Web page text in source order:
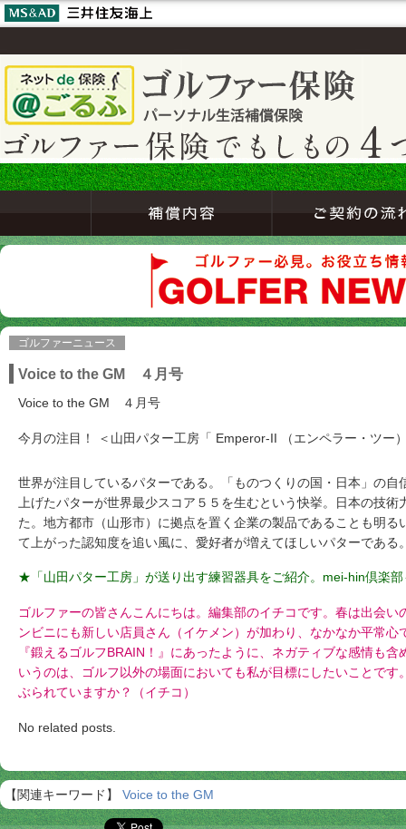
ゴルファーニュース
Voice to the GM ４月号
Voice to the GM ４月号
今月の注目！ ＜山田パター工房「 Emperor-II （エンペラー・ツー
世界が注目しているパターである。「ものつくりの国・日本」の自
上げたパターが世界最少スコア５５を生むという快挙。日本の技
た。地方都市（山形市）に拠点を置く企業の製品であることも明
て上がった認知度を追い風に、愛好者が増えてほしいパターである
★「山田パター工房」が送り出す練習器具をご紹介。mei-hin倶楽
ゴルファーの皆さんこんにちは。編集部のイチコです。春は出会
ンビニにも新しい店員さん（イケメン）が加わり、なかなか平常
『鍛えるゴルフBRAIN！』にあったように、ネガティブな感情も
いうのは、ゴルフ以外の場面においても私が目標にしたいことで
ぶられていますか？（イチコ）
No related posts.
【関連キーワード】 Voice to the GM